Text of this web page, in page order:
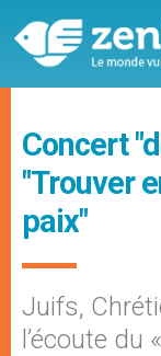
Concert
"Trouver
paix"
Juifs,
l’écoute